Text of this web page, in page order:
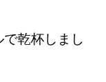
乾杯しまし